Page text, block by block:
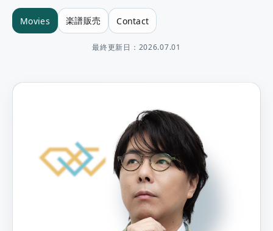
Movies 楽譜販売 Contact
最終更新日： 2026.07.01